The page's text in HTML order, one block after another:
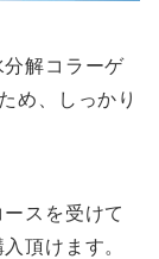
解コラーゲ
め、しっかり
スを受けて
頂けます。